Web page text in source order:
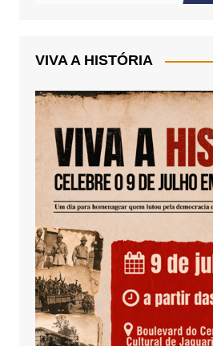
VIVA A HISTÓRIA